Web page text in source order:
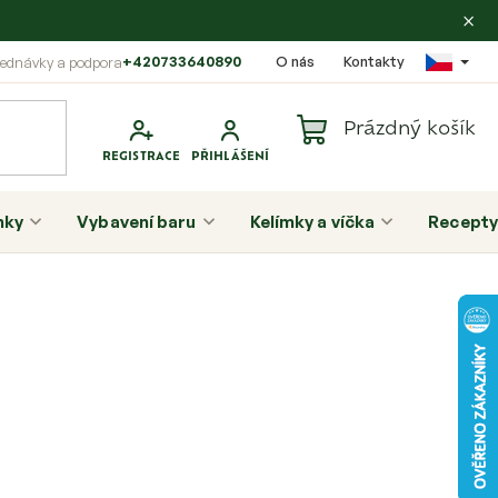
×
+420733640890 O nás Kontakty
Nákupní
Prázdný košík
Vybavení baru Kelímky a víčka Recepty